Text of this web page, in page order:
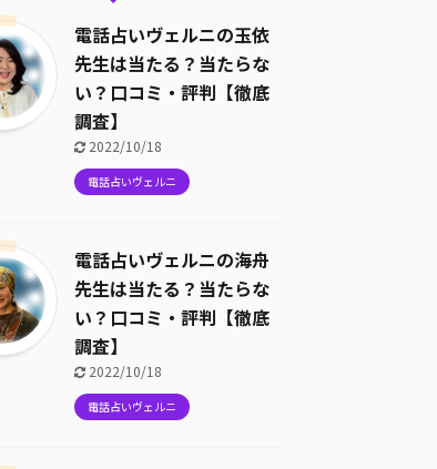
電話占いヴェルニの玉依
先生は当たる？当たらな
い？口コミ・評判【徹底
調査】
2022/10/18
電話占いヴェルニ
電話占いヴェルニの海舟
先生は当たる？当たらな
い？口コミ・評判【徹底
調査】
2022/10/18
電話占いヴェルニ